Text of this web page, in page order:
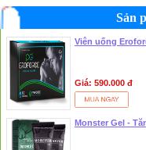
Sản
Viên uống
Giá: 590.000 đ
Monster Gel -